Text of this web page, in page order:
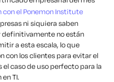
el Ponemon Institute
ni siquiera saben
no están
a esta escala, lo que
con los clientes para evitar el
caso de uso perfecto para la
TI.